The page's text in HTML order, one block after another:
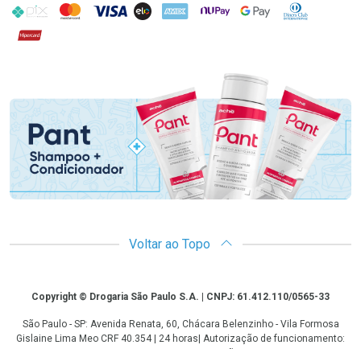
PIX MasterCard
VISA ELO AMEX NuPay Google PayDiners Club
Hipercard
Promoção em Destaque
Voltar ao Topo
CopyrightCopyright © Drogaria São Paulo S.A. | CNPJ: 61.412.110/0565-33
São Paulo - SP: Avenida Renata, 60, Chácara Belenzinho - Vila Formosa
Gislaine Lima Meo CRF 40.354 | 24 horas| Autorização de funcionamento: